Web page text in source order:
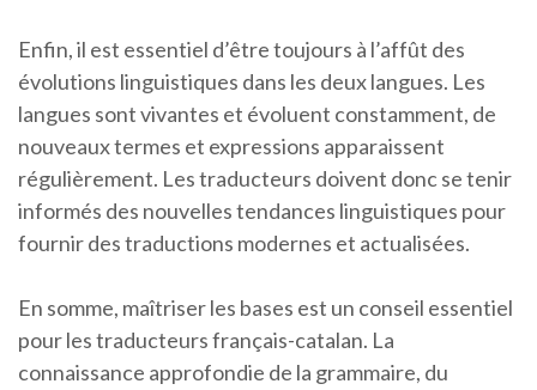
Enfin, il est essentiel d’être toujours à l’affût des
évolutions linguistiques dans les deux langues. Les
langues sont vivantes et évoluent constamment, de
nouveaux termes et expressions apparaissent
régulièrement. Les traducteurs doivent donc se tenir
informés des nouvelles tendances linguistiques pour
fournir des traductions modernes et actualisées.
En somme, maîtriser les bases est un conseil essentiel
pour les traducteurs français-catalan. La
connaissance approfondie de la grammaire, du